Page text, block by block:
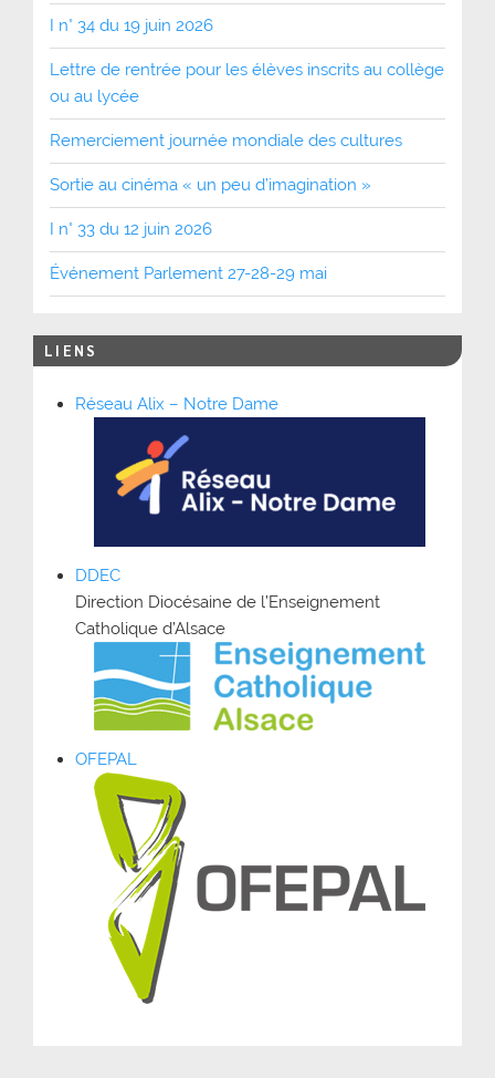
I n° 34 du 19 juin 2026
Lettre de rentrée pour les élèves inscrits au collège
ou au lycée
Remerciement journée mondiale des cultures
Sortie au cinéma « un peu d’imagination »
I n° 33 du 12 juin 2026
Événement Parlement 27-28-29 mai
LIENS
Réseau Alix – Notre Dame
DDEC
Direction Diocésaine de l’Enseignement
Catholique d’Alsace
OFEPAL